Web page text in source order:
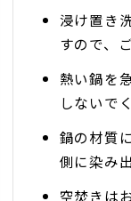
浸け置き
すので、
熱い鍋を
しないで
鍋の材質
側に染み
空焚きは